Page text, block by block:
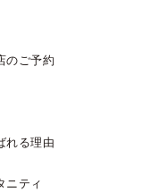
のご予約
れる理由
ニティ